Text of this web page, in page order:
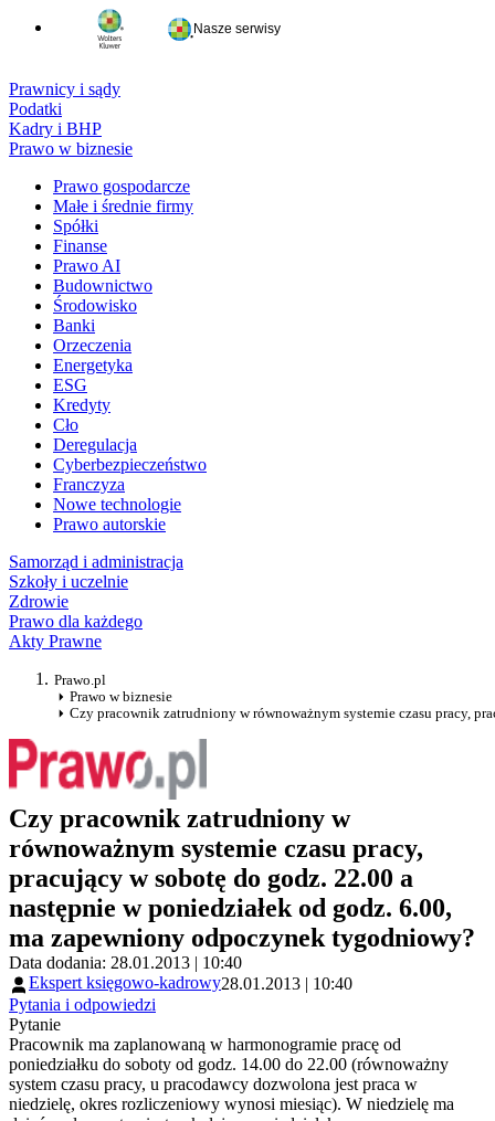
Nasze serwisy
Prawnicy i sądy
Podatki
Kadry i BHP
Prawo w biznesie
Prawo gospodarcze
Małe i średnie firmy
Spółki
Finanse
Prawo AI
Budownictwo
Środowisko
Banki
Orzeczenia
Energetyka
ESG
Kredyty
Cło
Deregulacja
Cyberbezpieczeństwo
Franczyza
Nowe technologie
Prawo autorskie
Samorząd i administracja
Szkoły i uczelnie
Zdrowie
Prawo dla każdego
Akty Prawne
Prawo.pl
Prawo w biznesie
Czy pracownik zatrudniony w równoważnym systemie czasu pracy,
Czy pracownik zatrudniony w
równoważnym systemie czasu pracy,
pracujący w sobotę do godz. 22.00 a
następnie w poniedziałek od godz. 6.00,
ma zapewniony odpoczynek tygodniowy?
Data dodania: 28.01.2013 | 10:40
Ekspert księgowo-kadrowy28.01.2013 | 10:40
Pytania i odpowiedzi
Pytanie
Pracownik ma zaplanowaną w harmonogramie pracę od
poniedziałku do soboty od godz. 14.00 do 22.00 (równoważny
system czasu pracy, u pracodawcy dozwolona jest praca w
niedzielę, okres rozliczeniowy wynosi miesiąc). W niedzielę ma